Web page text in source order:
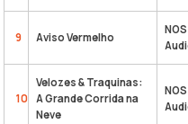
9 Aviso Vermelho
NOS
10
Velozes & Traquinas:
A Grande Corrida na
Neve
NOS